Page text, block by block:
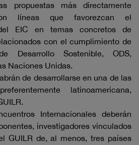
propuestas más directamente
líneas que favorezcan el
EIC en temas concretos de
con el cumplimiento de
Desarrollo Sostenible, ODS,
Naciones Unidas.
de desarrollarse en una de las
latinoamericana,
Internacionales deberán
investigadores vinculados
GUILR de, al menos, tres países